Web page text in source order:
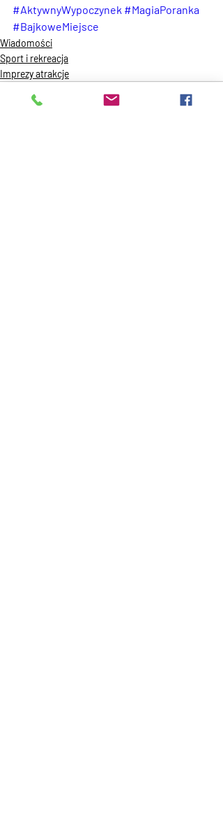
#AktywnyWypoczynek #MagiaPoranka
#BajkoweMiejsce
Wiadomości
Sport i rekreacja
Imprezy atrakcje